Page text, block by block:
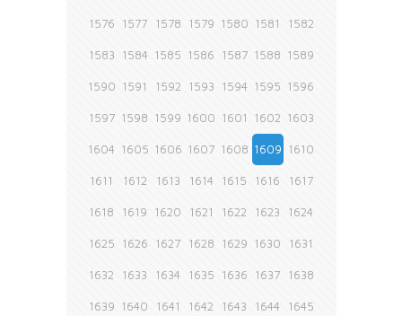
1576 1577 1578 1579 1580 1581 1582
1583 1584 1585 1586 1587 1588 1589
1590 1591 1592 1593 1594 1595 1596
1597 1598 1599 1600 1601 1602 1603
1604 1605 1606 1607 1608 1609 1610
1611 1612 1613 1614 1615 1616 1617
1618 1619 1620 1621 1622 1623 1624
1625 1626 1627 1628 1629 1630 1631
1632 1633 1634 1635 1636 1637 1638
1639 1640 1641 1642 1643 1644 1645